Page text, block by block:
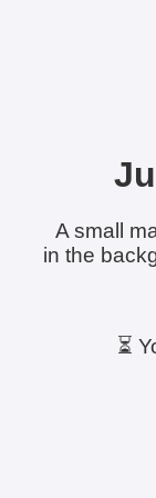
A small
in the
⏳